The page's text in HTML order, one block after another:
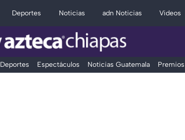
Deportes Noticias adn Noticias Videos
Deportes Espectáculos Noticias Guatemala